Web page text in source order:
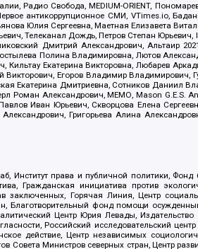
Радио Свобода, MEDIUM-ORIENT,
антикоррупционное СМИ, VTimes.io,
Юлия Сергеевна, Маетная Елизавета
Телеканал Дождь, Петров Степан
Дмитрий Александрович, Альтаир
Полина Владимировна, Лютов
Екатерина Викторовна, Любарев
Егоров Владимир Владимирович,
Екатерина Дмитриевна, Сотников Даниил
Роман Александрович, МЕМО, Mason G.E.S.
Иван Юрьевич, Скворцова Елена
Григорьева Алина
Институт права и публичной политики, Фонд
Гражданская инициатива против
заключенных, Горячая Линия, Центр
Благотворительный фонд помощи
Центр Юрия Левады,
Российский исследовательский
действие, Центр независимых
Министров северных стран, Центр